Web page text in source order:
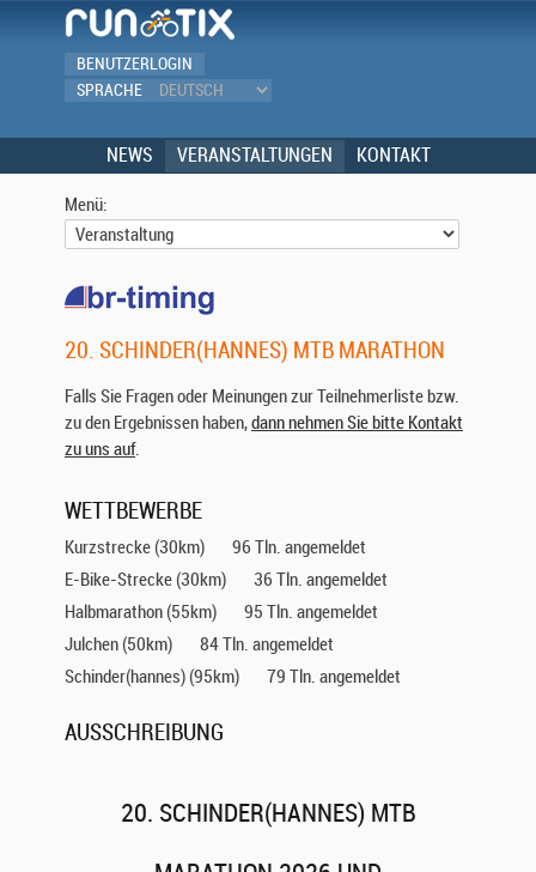
BENUTZERLOGIN
SPRACHE
NEWS VERANSTALTUNGEN KONTAKT
Menü:
20. SCHINDER(HANNES) MTB MARATHON
Falls Sie Fragen oder Meinungen zur Teilnehmerliste bzw.
zu den Ergebnissen haben,dann nehmen Sie bitte Kontakt
zu uns auf.
WETTBEWERBE
Kurzstrecke (30km)
96 Tln. angemeldet
E-Bike-Strecke (30km)
36 Tln. angemeldet
Halbmarathon (55km)
95 Tln. angemeldet
Julchen (50km)
84 Tln. angemeldet
Schinder(hannes) (95km)
79 Tln. angemeldet
AUSSCHREIBUNG
20. SCHINDER(HANNES) MTB